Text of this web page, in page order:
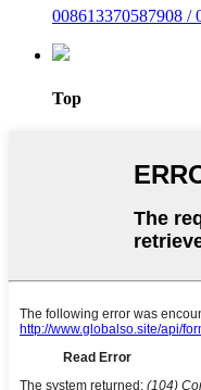
008613370587908 /
Top